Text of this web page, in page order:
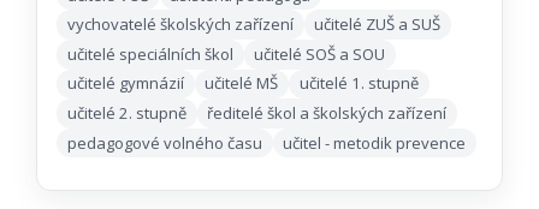
vychovatelé školských zařízení
učitelé ZUŠ a SUŠ
učitelé speciálních škol
učitelé SOŠ a SOU
učitelé gymnázií
učitelé MŠ
učitelé 1. stupně
učitelé 2. stupně
ředitelé škol a školských zařízení
pedagogové volného času
učitel - metodik prevence